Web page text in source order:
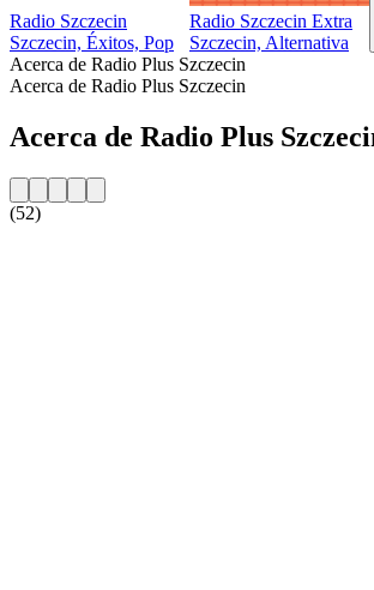
Radio Szczecin
Szczecin, Éxitos, Pop
Radio Szczecin Extra
Szczecin, Alternativa
Acerca de Radio Plus Szczecin
Acerca de Radio Plus Szczecin
Acerca de Radio Plus
(52)